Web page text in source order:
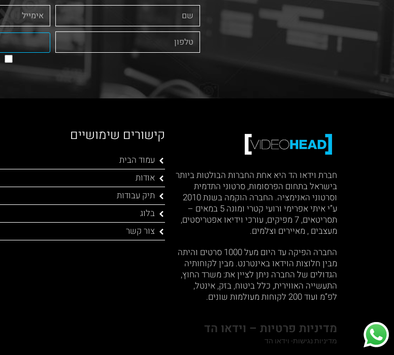
חברת וידאו הד היא אחת החברות הבולטות ביותר
בישראל בתחום הפרסומות, סרטוני התדמית
וסרטוני האנימציה. החברה הוקמה בשנת 2010
ע”י איתי אפרימי ורועי קטרי ומונה 5 במאים –
תסריטאים, 7 מפיקים, עורכי וידיאו אפטריסטים,
מעצבים , מאיירים וצלמים.
החברה הפיקה עד היום מעל 1000 סרטים והיתה
מבין חלוצות הוידאו באינטרנט. מבין לקוחותיה
הגדולים של החברה ניתן לציין את: משרד החוץ,
התעשייה האווירית, כלל ביטוח, בזק, אינטל,
לפ”מ ועוד 200 לקוחות מעולמות שונים.
מדיניות פרטיות – וידאו הד
מדיניות נגישות- וידאו הד
קישורים שימושיים
עמוד הבית
אודות
תיק עבודות
בלוג
צור קשר